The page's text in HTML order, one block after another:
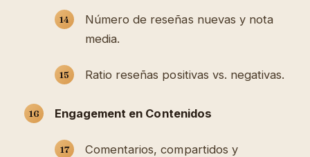
Número de reseñas nuevas y nota
media.
Ratio reseñas positivas vs. negativas.
Engagement en Contenidos
Comentarios, compartidos y